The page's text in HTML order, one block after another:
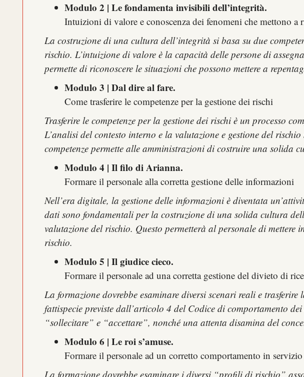
Modulo 2 | Le fondamenta invisibili dell’integrità.
Intuizioni di valore e conoscenza dei fenomeni che mettono a
La costruzione di una cultura dell’integrità si basa su due
rischio. L’intuizione di valore è la capacità delle persone di
permette di riconoscere le situazioni che possono mettere a
Modulo 3 | Dal dire al fare.
Come trasferire le competenze per la gestione dei rischi
Trasferire le competenze per la gestione dei rischi è un processo
L’analisi del contesto interno e la valutazione e gestione del
competenze permette alle amministrazioni di costruire una solida
Modulo 4 | Il filo di Arianna.
Formare il personale alla corretta gestione delle informazioni
Nell’era digitale, la gestione delle informazioni è diventata
dati sono fondamentali per la costruzione di una solida cultura
valutazione del rischio. Questo permetterà al personale di
rischio.
Modulo 5 | Il giudice cieco.
Formare il personale ad una corretta gestione del divieto di
La formazione dovrebbe esaminare diversi scenari reali e
fattispecie previste dall’articolo 4 del Codice di comportamento
“sollecitare” e “accettare”, nonché una attenta disamina del
Modulo 6 | Le roi s’amuse.
Formare il personale ad un corretto comportamento in
La formazione dovrebbe esaminare i diversi “profili di rischio”